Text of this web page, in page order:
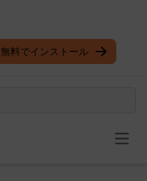
無料でインストール